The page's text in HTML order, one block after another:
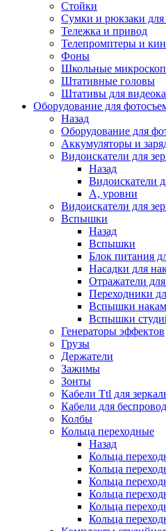
Стойки
Сумки и рюкзаки для
Тележка и привод
Телепромптеры и
Фоны
Школьные
Штативные головы
Штативы для
Оборудование для
Назад
Оборудование для
Аккумуляторы и
Видоискатели для
Назад
Видоискатели
А, уровни
Видоискатели для
Вспышки
Назад
Вспышки
Блок питания
Насадки для
Отражатели
Переходники
Вспышки
Вспышки
Генераторы эффектов
Грузы
Держатели
Зажимы
Зонты
Кабели Ttl для
Кабели для
Колбы
Кольца переходные
Назад
Кольца
Кольца
Кольца
Кольца
Кольца
Кольца